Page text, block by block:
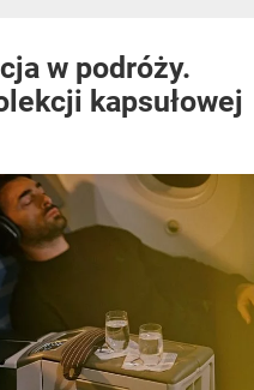
w podróży.
kapsułowej